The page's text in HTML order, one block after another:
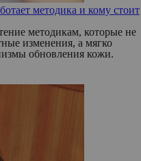
методика и кому стоит
методикам, которые не
изменения, а мягко
обновления кожи.